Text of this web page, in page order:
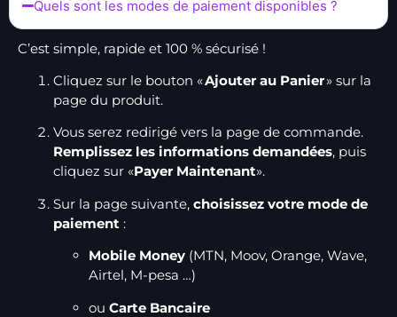
Quels sont les modes de paiement disponibles ?
C’est simple, rapide et 100 % sécurisé !
Cliquez sur le bouton «Ajouter au Panier» sur la
page du produit.
Vous serez redirigé vers la page de commande.
Remplissez les informations demandées, puis
cliquez sur «Payer Maintenant».
Sur la page suivante, choisissez votre mode de
paiement :
Mobile Money (MTN, Moov, Orange, Wave,
Airtel, M-pesa …)
ou Carte Bancaire